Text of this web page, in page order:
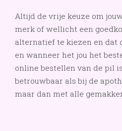
Altijd de vrije keuze om
merk of wellicht een
alternatief te kiezen en dat
en wanneer het jou het
online bestellen van de pil
betrouwbaar als bij de
maar dan met alle